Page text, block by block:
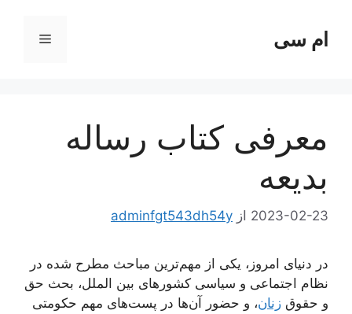
ام سی فهرست
معرفی کتاب رساله
بدیعه
2023-02-23 ازadminfgt543dh54y
در دنیای امروز، یکی از مهم‌ترین مباحث مطرح شده در
نظام اجتماعی و سیاسی کشورهای بین الملل، بحث حق
و حقوقزنان ، و حضور آن‌ها در پست‌های مهم حکومتی